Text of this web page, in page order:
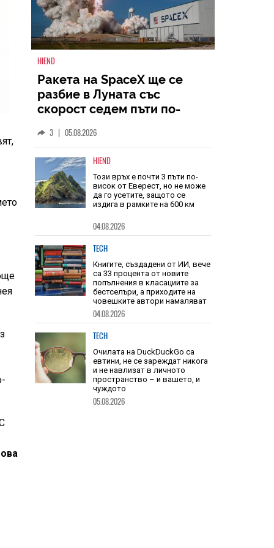
HIEND
Ракета на SpaceX ще се
разбие в Луната със
голяма от скоростта на
звука
| 05.08.2026
HIEND
Този връх е почти 3 пъти по-
да го усетите, защото се
издига в рамките на 600 км
04.08.2026
TECH
Книгите, създадени от ИИ, вече
са 33 процента от новите
попълнения в класациите за
бестселъри, а приходите на
човешките автори намаляват
04.08.2026
TECH
Очилата на DuckDuckGo са
евтини, не се зареждат никога
и не навлизат в личното